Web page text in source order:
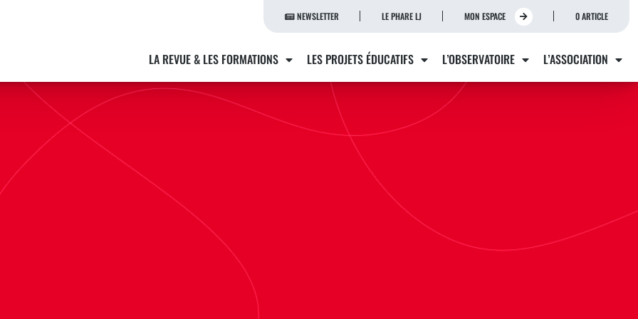
NEWSLETTER LE PHARE LJ MON ESPACE 0 ARTICLE
LA REVUE & LES FORMATIONS LES PROJETS ÉDUCATIFS L’OBSERVATOIRE L’ASSOCIATION